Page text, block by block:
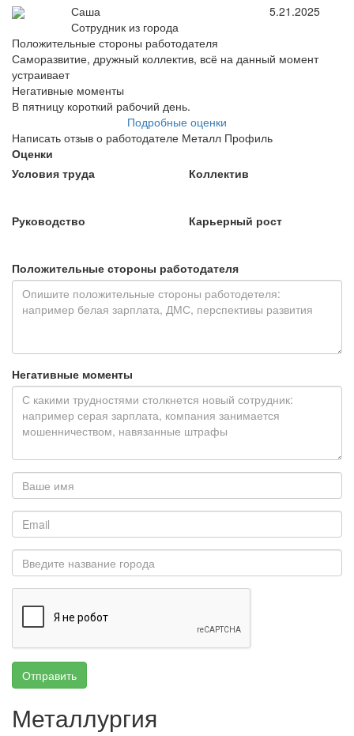
Саша
Сотрудник из города
5.21.2025
Положительные стороны работодателя
Саморазвитие, дружный коллектив, всё на данный момент
устраивает
Негативные моменты
В пятницу короткий рабочий день.
Подробные оценки
Написать отзыв о работодателе Металл Профиль
Оценки
Условия труда
Коллектив
Руководство Карьерный рост
Положительные стороны работодателя
Негативные моменты
Отправить
Металлургия